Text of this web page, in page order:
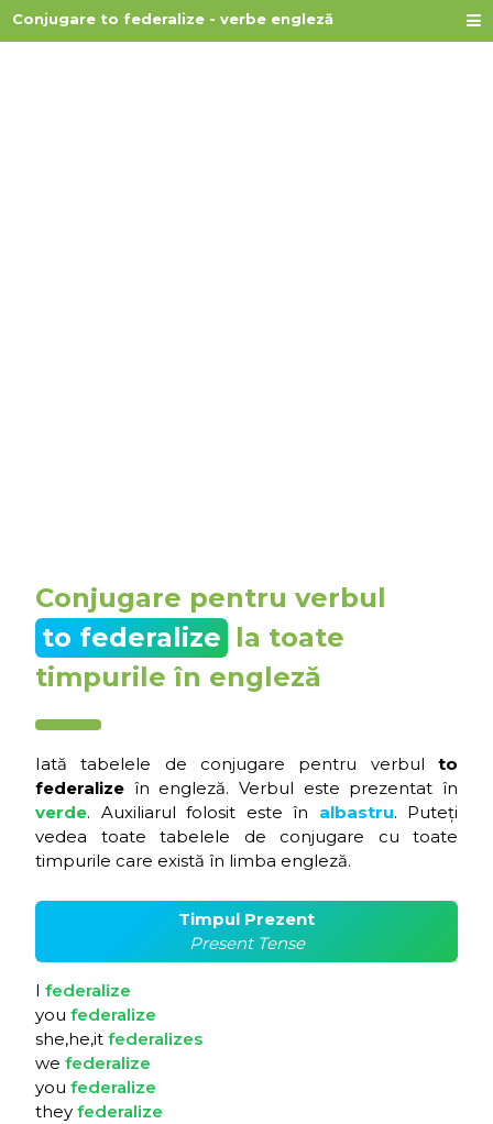
Conjugare to federalize - verbe engleză
Conjugare pentru verbul
to federalize la toate
timpurile în engleză
Iată tabelele de conjugare pentru verbul to
federalize în engleză. Verbul este prezentat în
verde. Auxiliarul folosit este în albastru. Puteți
vedea toate tabelele de conjugare cu toate
timpurile care există în limba engleză.
Timpul Prezent
Present Tense
I federalize
you federalize
she,he,it federalizes
we federalize
you federalize
they federalize